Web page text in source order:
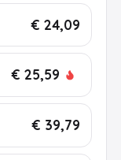
€ 24,09
€ 25,59
€ 39,79